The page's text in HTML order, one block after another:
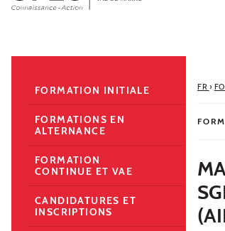
FR ›
FORMATION INITIALE
FORMATIONS EN
ALTERNANCE
FORMATION
CONTINUE ET VAE
CANDIDATURES ET
INSCRIPTIONS